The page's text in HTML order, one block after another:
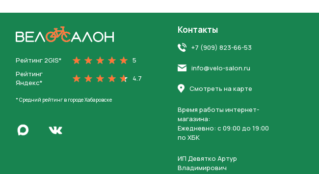
Рейтинг 2GIS*
5
Рейтинг
Яндекс*
4.7
* Средний рейтинг в городе Хабаровске
Написать в MaxПерейти во Вконтакте
Контакты
+7 (909) 823-66-53
info@velo-salon.ru
Смотреть на карте
Время работы интернет-
магазина:
Ежедневно: c 09:00 до 19:00
по ХБК
ИП Девятко Артур
Владимирович